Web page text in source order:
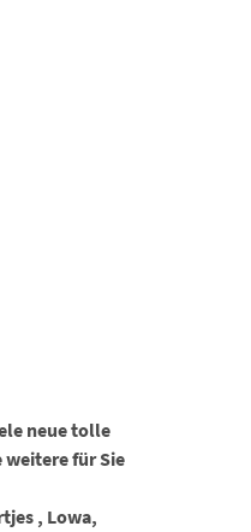
neue tolle
für Sie
, Lowa,